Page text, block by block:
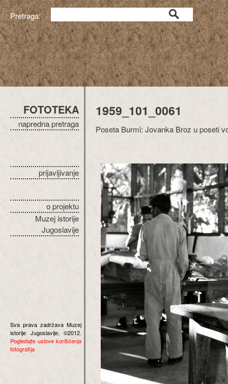
Pretraga:
FOTOTEKA
napredna pretraga
prijavljivanje
o projektu
Muzej istorije
Jugoslavije
Sva prava zadržava Muzej
istorije Jugoslavije, ©2012.
Pogledajte uslove korišćenja
fotografija
1959_101_0061
Poseta Burmi: Jovanka Broz u poseti